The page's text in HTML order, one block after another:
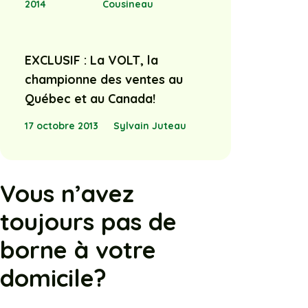
2014 Cousineau
EXCLUSIF : La VOLT, la
championne des ventes au
Québec et au Canada!
17 octobre 2013 Sylvain Juteau
Vous n’avez
toujours pas de
borne à votre
domicile?